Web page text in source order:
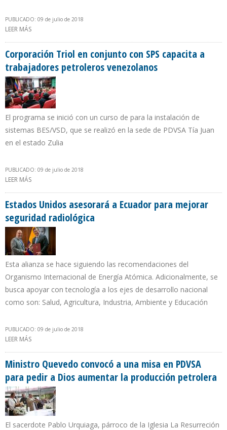
PUBLICADO: 09 de julio de 2018
LEER MÁS
Corporación Triol en conjunto con SPS capacita a
trabajadores petroleros venezolanos
El programa se inició con un curso de para la instalación de
sistemas BES/VSD, que se realizó en la sede de PDVSA Tía Juan
en el estado Zulia
PUBLICADO: 09 de julio de 2018
LEER MÁS
Estados Unidos asesorará a Ecuador para mejorar
seguridad radiológica
Esta alianza se hace siguiendo las recomendaciones del
Organismo Internacional de Energía Atómica. Adicionalmente, se
busca apoyar con tecnología a los ejes de desarrollo nacional
como son: Salud, Agricultura, Industria, Ambiente y Educación
PUBLICADO: 09 de julio de 2018
LEER MÁS
Ministro Quevedo convocó a una misa en PDVSA
para pedir a Dios aumentar la producción petrolera
El sacerdote Pablo Urquiaga, párroco de la Iglesia La Resurreción